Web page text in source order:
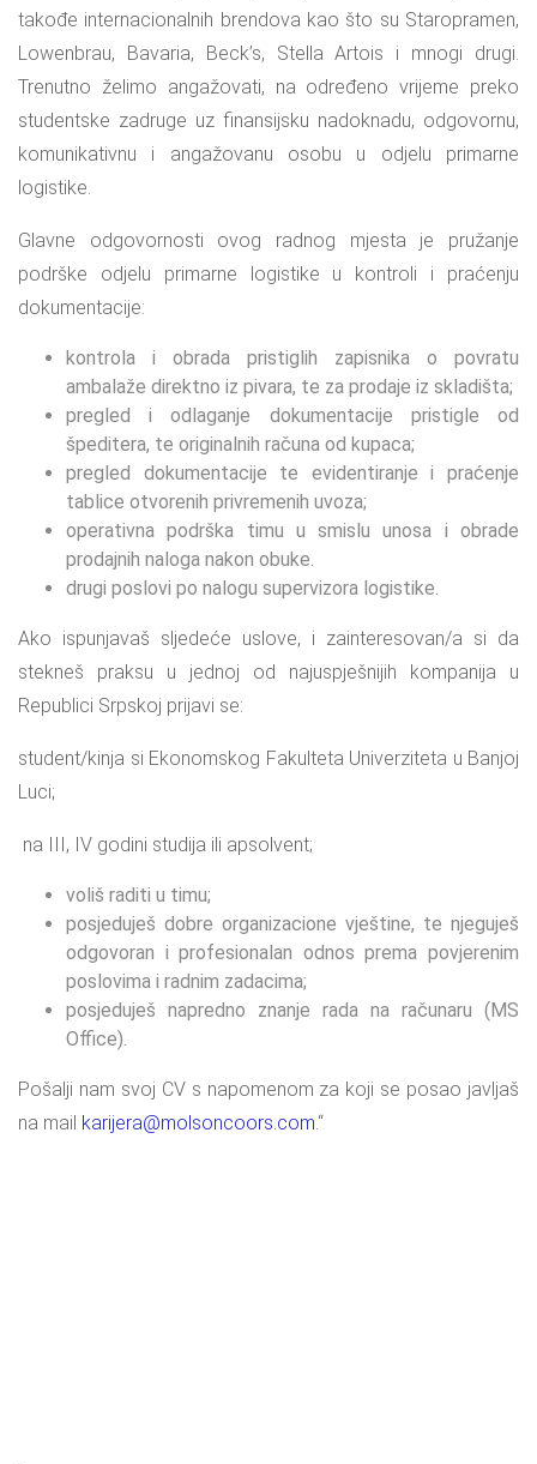
takođe internacionalnih brendova kao što su Staropramen,
Lowenbrau, Bavaria, Beck’s, Stella Artois i mnogi drugi.
Trenutno želimo angažovati, na određeno vrijeme preko
studentske zadruge uz finansijsku nadoknadu, odgovornu,
komunikativnu i angažovanu osobu u odjelu primarne
logistike.
Glavne odgovornosti ovog radnog mjesta je pružanje
podrške odjelu primarne logistike u kontroli i praćenju
dokumentacije:
kontrola i obrada pristiglih zapisnika o povratu
ambalaže direktno iz pivara, te za prodaje iz skladišta;
pregled i odlaganje dokumentacije pristigle od
špeditera, te originalnih računa od kupaca;
pregled dokumentacije te evidentiranje i praćenje
tablice otvorenih privremenih uvoza;
operativna podrška timu u smislu unosa i obrade
prodajnih naloga nakon obuke.
drugi poslovi po nalogu supervizora logistike.
Ako ispunjavaš sljedeće uslove, i zainteresovan/a si da
stekneš praksu u jednoj od najuspješnijih kompanija u
Republici Srpskoj prijavi se:
student/kinja si Ekonomskog Fakulteta Univerziteta u Banjoj
Luci;
na III, IV godini studija ili apsolvent;
voliš raditi u timu;
posjeduješ dobre organizacione vještine, te njeguješ
odgovoran i profesionalan odnos prema povjerenim
poslovima i radnim zadacima;
posjeduješ napredno znanje rada na računaru (MS
Office).
Pošalji nam svoj CV s napomenom za koji se posao javljaš
na mail karijera@molsoncoors.com.“